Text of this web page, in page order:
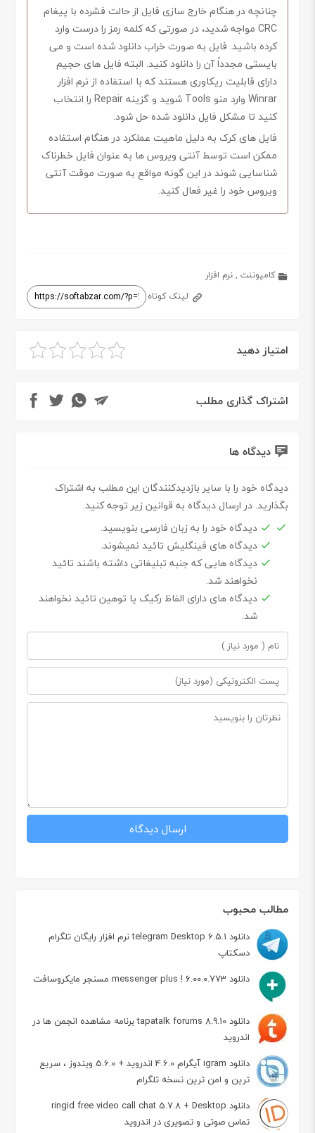
مطالب محبوب
دانلود telegram Desktop 6.5.1 نرم افزار رایگان تلگرام
دسکتاپ
دانلود messenger plus ! 6.00.0.773 مسنجر مایکروسافت
دانلود tapatalk forums 8.9.10 برنامه مشاهده انجمن ها در
اندروید
دانلود igram آیگرام 4.6.0 اندروید + 5.6.0 ویندوز ، سریع
ترین و امن ترین نسخه تلگرام
دانلود ringid free video call chat 5.7.8 + Desktop
تماس صوتی و تصویری در اندروید
چنانچه در هنگام خارج سازی فایل از حالت فشرده با پیغام
CRC مواجه شدید، در صورتی که کلمه رمز را درست وارد
کرده باشید. فایل به صورت خراب دانلود شده است و می
بایستی مجدداً آن را دانلود کنید. البته فایل های حجیم
دارای قابلیت ریکاوری هستند که با استفاده از نرم افزار
Winrar وارد منو Tools شوید و گزینه Repair را انتخاب
کنید تا مشکل فایل دانلود شده حل شود.
فایل های کرک به دلیل ماهیت عملکرد در هنگام استفاده
ممکن است توسط آنتی ویروس ها به عنوان فایل خطرناک
شناسایی شوند در این گونه مواقع به صورت موقت آنتی
ویروس خود را غیر فعال کنید.
کامپوننت ,نرم افزار
لینک کوتاه
امتیاز دهید
اشتراک گذاری مطلب
دیدگاه ها
دیدگاه خود را با سایر بازدیدکنندگان این مطلب به اشتراک
بگذارید. در ارسال دیدگاه به قوانین زیر توجه کنید.
دیدگاه خود را به زبان فارسی بنویسید.
دیدگاه های فینگلیش تائید نمیشوند.
دیدگاه هایی که جنبه تبلیغاتی داشته باشند تائید
نخواهند شد.
دیدگاه های دارای الفاظ رکیک یا توهین تائید نخواهند
شد.